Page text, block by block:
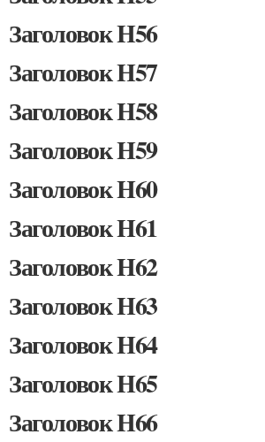
Заголовок H56
Заголовок H57
Заголовок H58
Заголовок H59
Заголовок H60
Заголовок H61
Заголовок H62
Заголовок H63
Заголовок H64
Заголовок H65
Заголовок H66